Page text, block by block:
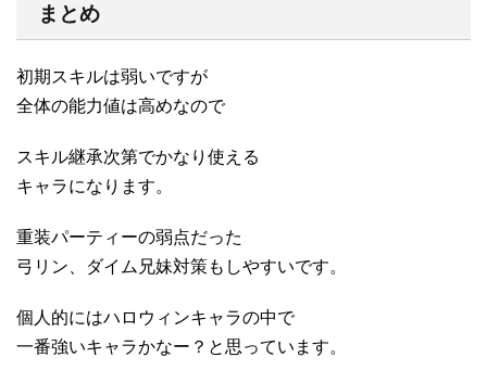
まとめ
初期スキルは弱いですが
全体の能力値は高めなので
スキル継承次第でかなり使える
キャラになります。
重装パーティーの弱点だった
弓リン、ダイム兄妹対策もしやすいです。
個人的にはハロウィンキャラの中で
一番強いキャラかなー？と思っています。